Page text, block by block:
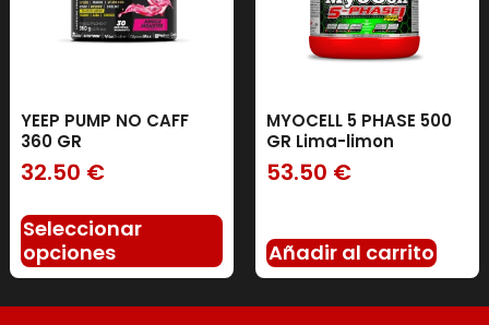
YEEP PUMP NO CAFF
360 GR
32.50 €
Seleccionar
opciones
MYOCELL 5 PHASE 500
GR Lima-limon
53.50 €
Añadir al carrito